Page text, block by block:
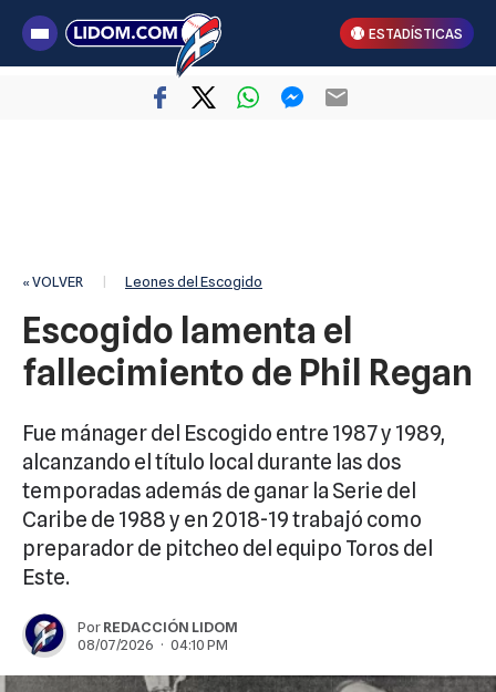
ESTADÍSTICAS
« VOLVER | Leones del Escogido
Escogido lamenta el
fallecimiento de Phil Regan
Fue mánager del Escogido entre 1987 y 1989,
alcanzando el título local durante las dos
temporadas además de ganar la Serie del
Caribe de 1988 y en 2018-19 trabajó como
preparador de pitcheo del equipo Toros del
Este.
PorREDACCIÓN LIDOM
08/07/2026 · 04:10 PM